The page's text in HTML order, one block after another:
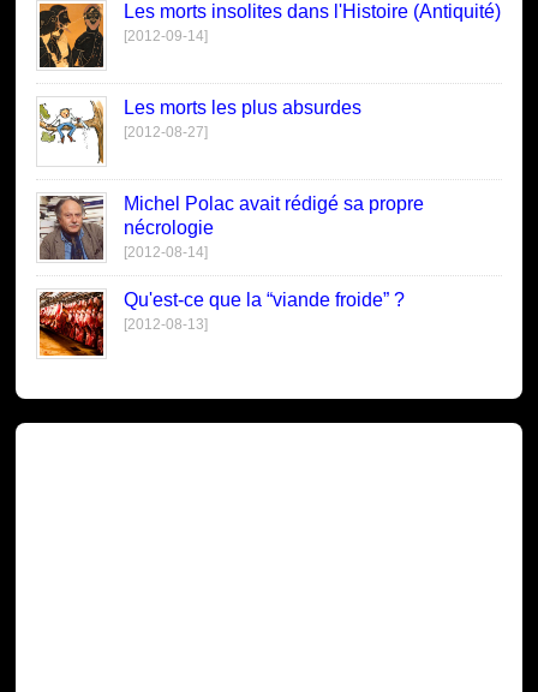
Les morts insolites dans l'Histoire (Antiquité)
[2012-09-14]
Les morts les plus absurdes
[2012-08-27]
Michel Polac avait rédigé sa propre
nécrologie
[2012-08-14]
Qu'est-ce que la “viande froide” ?
[2012-08-13]